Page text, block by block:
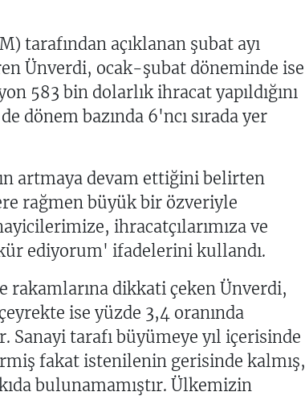
tarafından açıklanan şubat ayı
Ünverdi, ocak-şubat döneminde ise
583 bin dolarlık ihracat yapıldığını
dönem bazında 6'ncı sırada yer
artmaya devam ettiğini belirten
rağmen büyük bir özveriyle
ihracatçılarımıza ve
ediyorum' ifadelerini kullandı.
rakamlarına dikkati çeken Ünverdi,
ise yüzde 3,4 oranında
tarafı büyümeye yıl içerisinde
fakat istenilenin gerisinde kalmış,
bulunamamıştır. Ülkemizin